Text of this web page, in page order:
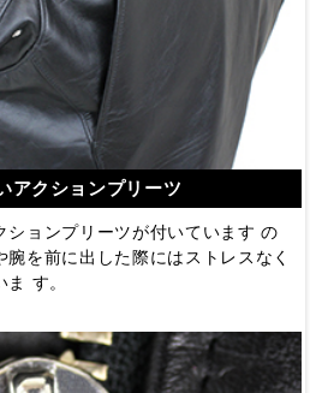
アクションプリーツ
ションプリーツが付いています の
を前に出した際にはストレスなく
す。